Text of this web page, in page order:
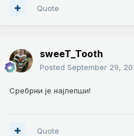
Quote
sweeT_Tooth
Posted September 29,
Сребрни је најлепши!
Quote